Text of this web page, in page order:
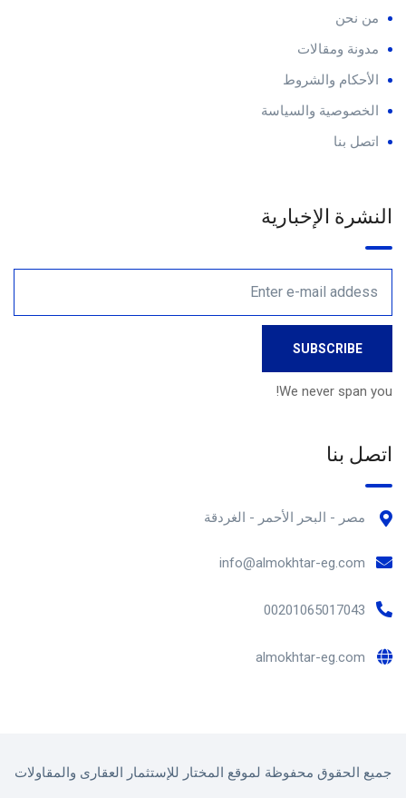
من نحن
مدونة ومقالات
الأحكام والشروط
الخصوصية والسياسة
اتصل بنا
النشرة الإخبارية
We never span you!
اتصل بنا
مصر - البحر الأحمر - الغردقة
info@almokhtar-eg.com
00201065017043
almokhtar-eg.com
جميع الحقوق محفوظة لموقع المختار للإستثمار العقارى والمقاولات